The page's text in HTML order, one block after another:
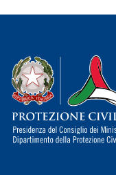
Dipartimento